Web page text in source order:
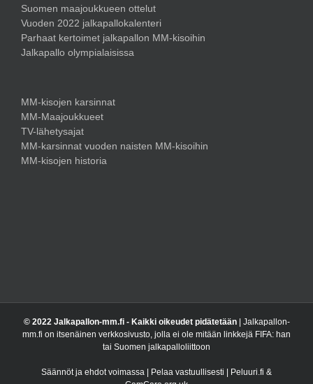
Suomen maajoukkueen ottelut
Vuoden 2022 jalkapallokalenteri
Parhaat kertoimet jalkapallon MM-kisoihin
Jalkapallo olympialaisissa
MM-kisojen karsinnat
MM-Maajoukkueet
TV-lähetysajat
MM-karsinnat vuoden naisten MM-kisoihin
MM-kisojen historia
© 2022 Jalkapallon-mm.fi - Kaikki oikeudet pidätetään| Jalkapallon-
mm.fi on itsenäinen verkkosivusto, jolla ei ole mitään linkkejä FIFA: han
tai Suomen jalkapalloliittoon
Säännöt ja ehdot voimassa | Pelaa vastuullisesti | Peluuri.fi &